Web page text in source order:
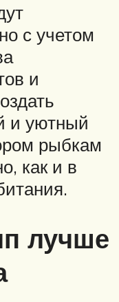
с учетом
и
и уютный
рыбкам
как и в
лучше